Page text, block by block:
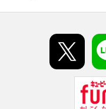
Hi! kewpieにつ
Qummyについて